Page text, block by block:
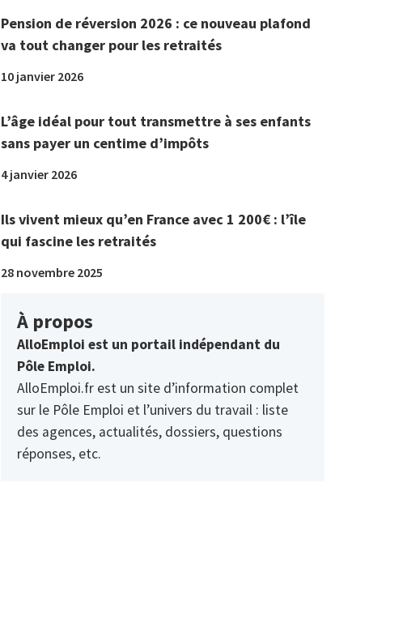
Pension de réversion 2026 : ce nouveau plafond
va tout changer pour les retraités
10 janvier 2026
L’âge idéal pour tout transmettre à ses enfants
sans payer un centime d’impôts
4 janvier 2026
Ils vivent mieux qu’en France avec 1 200€ : l’île
qui fascine les retraités
28 novembre 2025
À propos
AlloEmploi est un portail indépendant du
Pôle Emploi.
AlloEmploi.fr est un site d’information complet
sur le Pôle Emploi et l’univers du travail : liste
des agences, actualités, dossiers, questions
réponses, etc.